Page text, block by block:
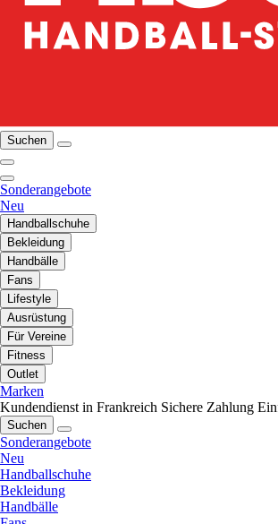
Suchen
Sonderangebote
Neu
Handballschuhe
Bekleidung
Handbälle
Fans
Lifestyle
Ausrüstung
Für Vereine
Fitness
Outlet
Marken
Kundendienst in Frankreich Sichere Zahlung
Suchen
Sonderangebote
Neu
Handballschuhe
Bekleidung
Handbälle